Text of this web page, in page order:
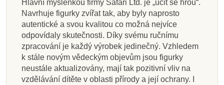
Hlavní myšlenkou firmy Safari Ltd. je „učit se hrou“.
Navrhuje figurky zvířat tak, aby byly naprosto
autentické a svou kvalitou co možná nejvíce
odpovídaly skutečnosti. Díky svému ručnímu
zpracování je každý výrobek jedinečný. Vzhledem
k stále novým vědeckým objevům jsou figurky
neustále aktualizovány, mají tak pozitivní vliv na
vzdělávání dítěte v oblasti přírody a její ochrany. I